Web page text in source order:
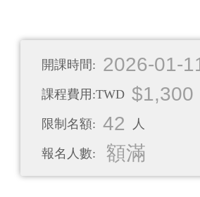
開課時間: 2026-01-
課程費用:TWD $1,300
限制名額: 42 人
報名人數: 額滿